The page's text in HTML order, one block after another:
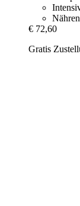
€ 72,60
Gratis